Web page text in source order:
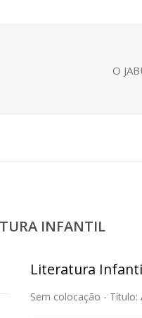
O
INFANTIL
Literatura
Sem colocação - Título: